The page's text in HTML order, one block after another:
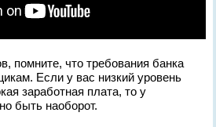
помните, что требования банка
Если у вас низкий уровень
заработная плата, то у
быть наоборот.